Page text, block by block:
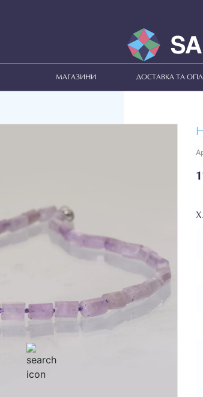
МАГАЗИНИ ДОСТАВКА ТА